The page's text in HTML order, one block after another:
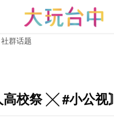
社群话题
校祭 ╳ #小公视〙